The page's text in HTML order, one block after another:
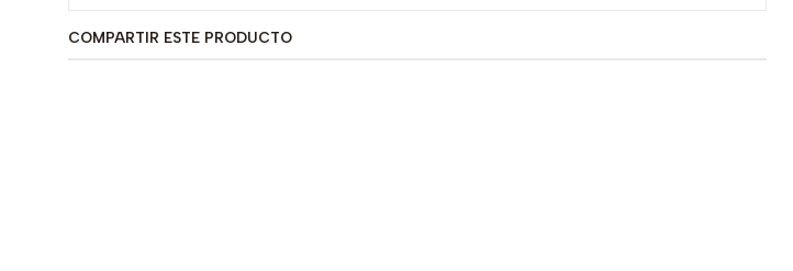
COMPARTIR ESTE PRODUCTO